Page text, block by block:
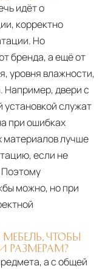
идёт о
корректно
Но
бренда, а ещё от
уровня влажности,
Например, двери с
служат
при ошибках
материалов лучше
если не
Поэтому
можно, но при
ЧТОБЫ
а с общей